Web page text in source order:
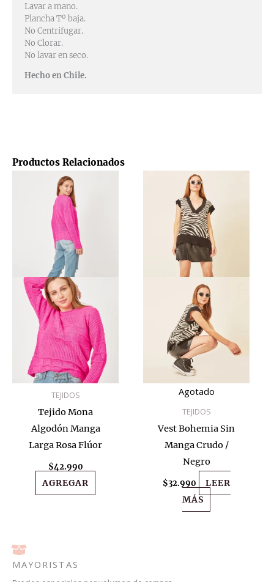
Productos Relacionados
TEJIDOS
Tejido Mona
Algodón Manga
Larga Rosa Flúor
$42.990
AGREGAR
Agotado
TEJIDOS
Vest Bohemia Sin
Manga Crudo /
Negro
$32.990
LEER
MÁS
Lavar a mano.
Plancha Tº baja.
No Centrifugar.
No Clorar.
No lavar en seco.
Hecho en Chile.
MAYORISTAS